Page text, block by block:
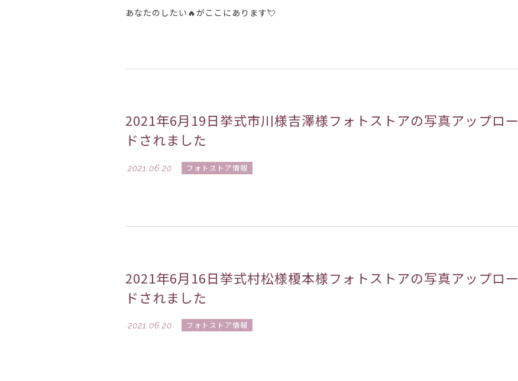
あなたのしたい🔥がここにあります💘
2021年6月19日挙式市川様吉澤様フォトストアの写真アップロー
ドされました
2021.06.20 フォトストア情報
2021年6月16日挙式村松様榎本様フォトストアの写真アップロー
ドされました
2021.06.20 フォトストア情報